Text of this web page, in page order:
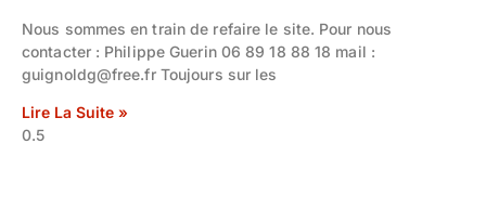
Nous sommes en train de refaire le site. Pour nous
contacter : Philippe Guerin 06 89 18 88 18 mail :
guignoldg@free.fr Toujours sur les
Lire La Suite »